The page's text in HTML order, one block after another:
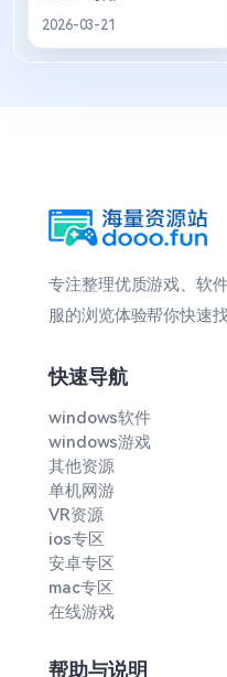
2026-03-21
专注整理优质游戏、软
服的浏览体验帮你快速
快速导航
windows软件
windows游戏
其他资源
单机网游
VR资源
ios专区
安卓专区
mac专区
在线游戏
帮助与说明